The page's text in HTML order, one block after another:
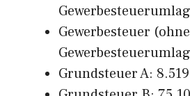
Gewerbesteuer (ohne
Grundsteuer A: